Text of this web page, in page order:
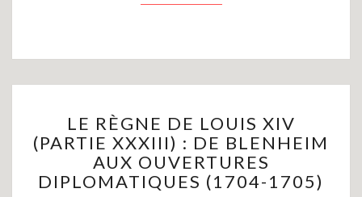
RÈGNE
DE
LOUIS
XIV
LE RÈGNE DE LOUIS XIV
(PARTIE XXXIII) : DE BLENHEIM
AUX OUVERTURES
DIPLOMATIQUES (1704-1705)